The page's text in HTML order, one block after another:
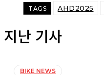
TAGS AHD2025
지난 기사
BIKE NEWS